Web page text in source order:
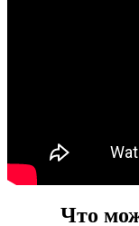
Что